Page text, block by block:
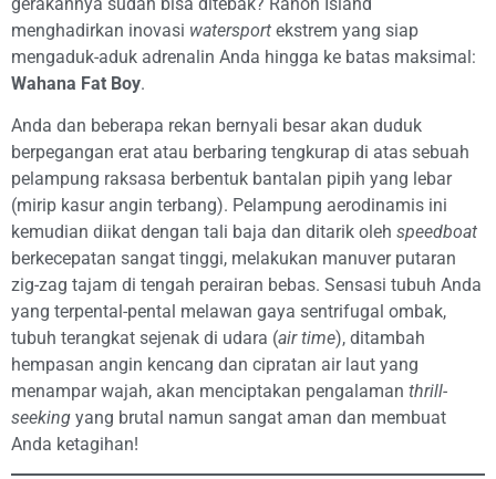
menghadirkan inovasi watersport ekstrem yang siap
mengaduk-aduk adrenalin Anda hingga ke batas maksimal:
Wahana Fat Boy.
Anda dan beberapa rekan bernyali besar akan duduk
berpegangan erat atau berbaring tengkurap di atas sebuah
pelampung raksasa berbentuk bantalan pipih yang lebar
(mirip kasur angin terbang). Pelampung aerodinamis ini
kemudian diikat dengan tali baja dan ditarik oleh speedboat
berkecepatan sangat tinggi, melakukan manuver putaran
zig-zag tajam di tengah perairan bebas. Sensasi tubuh Anda
yang terpental-pental melawan gaya sentrifugal ombak,
tubuh terangkat sejenak di udara (air time), ditambah
hempasan angin kencang dan cipratan air laut yang
menampar wajah, akan menciptakan pengalaman thrill-
seeking yang brutal namun sangat aman dan membuat
Anda ketagihan!